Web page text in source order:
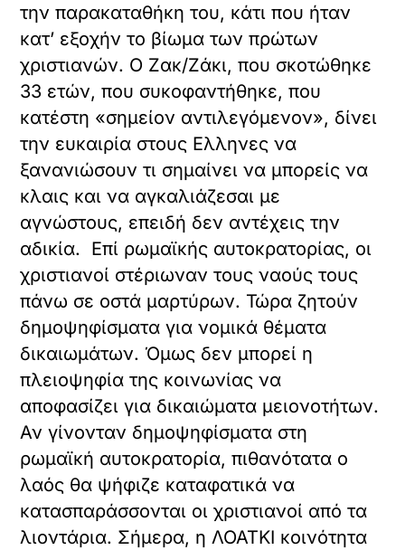
την παρακαταθήκη του, κάτι που ήταν
κατ’ εξοχήν το βίωμα των πρώτων
χριστιανών. Ο Ζακ/Ζάκι, που σκοτώθηκε
33 ετών, που συκοφαντήθηκε, που
κατέστη «σημείον αντιλεγόμενον», δίνει
την ευκαιρία στους Ελληνες να
ξανανιώσουν τι σημαίνει να μπορείς να
κλαις και να αγκαλιάζεσαι με
αγνώστους, επειδή δεν αντέχεις την
αδικία. Επί ρωμαϊκής αυτοκρατορίας, οι
χριστιανοί στέριωναν τους ναούς τους
πάνω σε οστά μαρτύρων. Τώρα ζητούν
δημοψηφίσματα για νομικά θέματα
δικαιωμάτων. Όμως δεν μπορεί η
πλειοψηφία της κοινωνίας να
αποφασίζει για δικαιώματα μειονοτήτων.
Αν γίνονταν δημοψηφίσματα στη
ρωμαϊκή αυτοκρατορία, πιθανότατα ο
λαός θα ψήφιζε καταφατικά να
κατασπαράσσονται οι χριστιανοί από τα
λιοντάρια. Σήμερα, η ΛΟΑΤΚΙ κοινότητα